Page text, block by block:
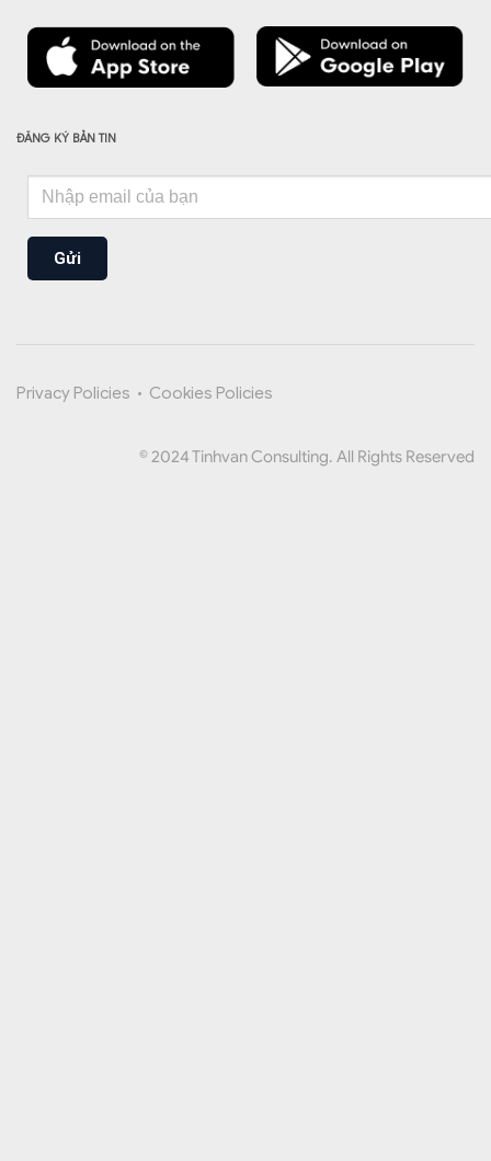
ĐĂNG KÝ BẢN TIN
Gửi
Privacy Policies • Cookies Policies
© 2024 Tinhvan Consulting. All Rights Reserved